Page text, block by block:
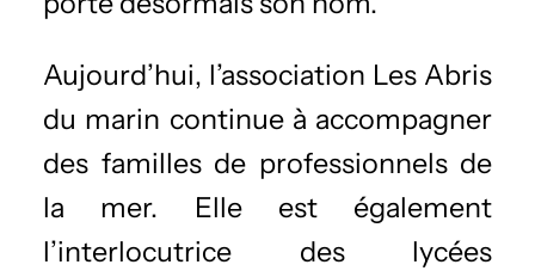
Aujourd’hui, l’association Les Abris
du marin continue à accompagner
des familles de professionnels de
la mer. Elle est également
l’interlocutrice des lycées